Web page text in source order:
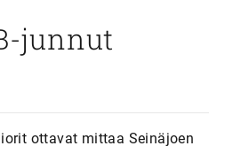
junnut
ottavat mittaa Seinäjoen